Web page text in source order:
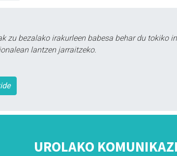
zu bezalako irakurleen babesa behar du tokiko
lantzen jarraitzeko.
UROLAKO